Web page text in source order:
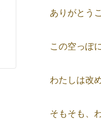
ありがとう
この空っぽ
わたしは改
そもそも、